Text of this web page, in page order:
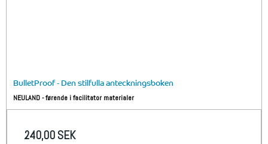
BulletProof - Den stilfulla anteckningsboken
NEULAND - førende i facilitator materialer
240,00 SEK